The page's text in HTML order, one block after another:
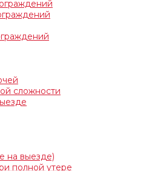
сложности
на выезде)
полной утере